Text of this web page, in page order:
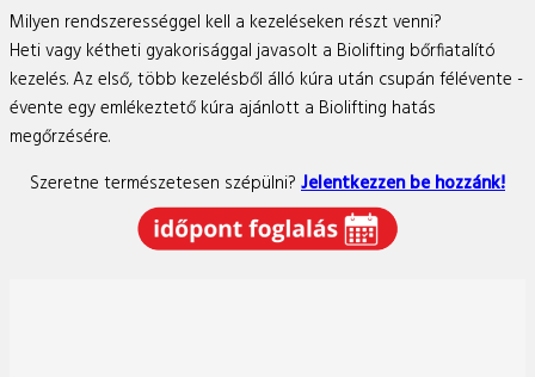
Milyen rendszerességgel kell a kezeléseken részt venni?
Heti vagy kétheti gyakorisággal javasolt a Biolifting bőrfiatalító
kezelés. Az első, több kezelésből álló kúra után csupán félévente -
évente egy emlékeztető kúra ajánlott a Biolifting hatás
megőrzésére.
Szeretne természetesen szépülni? Jelentkezzen be hozzánk!